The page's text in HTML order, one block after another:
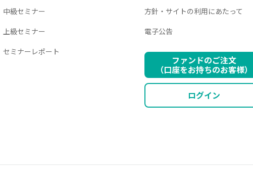
中級セミナー
上級セミナー
セミナーレポート
方針・サイトの利用にあたって
電子公告
ファンドのご注文
（口座をお持ちのお客様）
ログイン